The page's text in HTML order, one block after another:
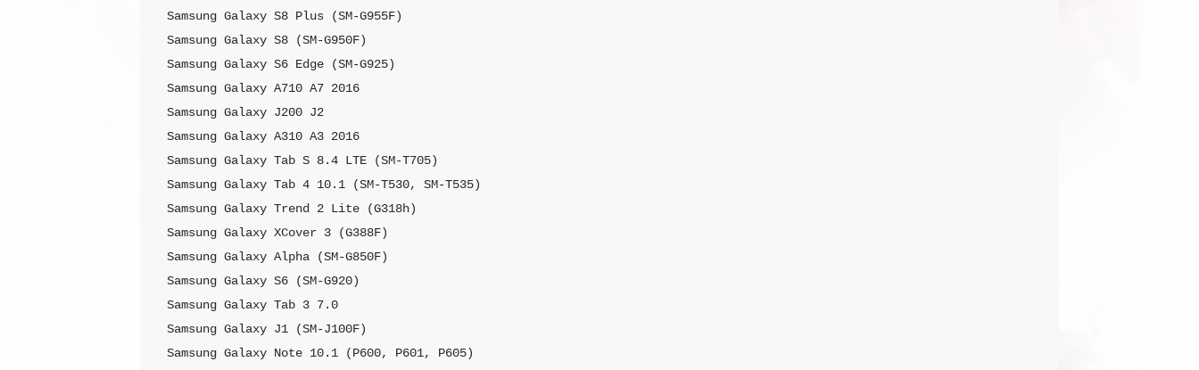
Samsung Galaxy S8 Plus (SM-G955F)
Samsung Galaxy S8 (SM-G950F)
Samsung Galaxy S6 Edge (SM-G925)
Samsung Galaxy A710 A7 2016
Samsung Galaxy J200 J2
Samsung Galaxy A310 A3 2016
Samsung Galaxy Tab S 8.4 LTE (SM-T705)
Samsung Galaxy Tab 4 10.1 (SM-T530, SM-T535)
Samsung Galaxy Trend 2 Lite (G318h)
Samsung Galaxy XCover 3 (G388F)
Samsung Galaxy Alpha (SM-G850F)
Samsung Galaxy S6 (SM-G920)
Samsung Galaxy Tab 3 7.0
Samsung Galaxy J1 (SM-J100F)
Samsung Galaxy Note 10.1 (P600, P601, P605)